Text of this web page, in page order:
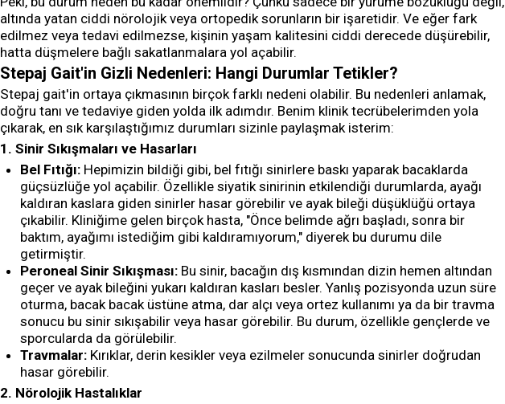
altında yatan ciddi nörolojik veya ortopedik sorunların bir işaretidir. Ve eğer fark
edilmez veya tedavi edilmezse, kişinin yaşam kalitesini ciddi derecede düşürebilir,
hatta düşmelere bağlı sakatlanmalara yol açabilir.
Stepaj Gait'in Gizli Nedenleri: Hangi Durumlar Tetikler?
Stepaj gait'in ortaya çıkmasının birçok farklı nedeni olabilir. Bu nedenleri anlamak,
doğru tanı ve tedaviye giden yolda ilk adımdır. Benim klinik tecrübelerimden yola
çıkarak, en sık karşılaştığımız durumları sizinle paylaşmak isterim:
1. Sinir Sıkışmaları ve Hasarları
Bel Fıtığı: Hepimizin bildiği gibi, bel fıtığı sinirlere baskı yaparak bacaklarda
güçsüzlüğe yol açabilir. Özellikle siyatik sinirinin etkilendiği durumlarda, ayağı
kaldıran kaslara giden sinirler hasar görebilir ve ayak bileği düşüklüğü ortaya
çıkabilir. Kliniğime gelen birçok hasta, "Önce belimde ağrı başladı, sonra bir
baktım, ayağımı istediğim gibi kaldıramıyorum," diyerek bu durumu dile
getirmiştir.
Peroneal Sinir Sıkışması: Bu sinir, bacağın dış kısmından dizin hemen altından
geçer ve ayak bileğini yukarı kaldıran kasları besler. Yanlış pozisyonda uzun süre
oturma, bacak bacak üstüne atma, dar alçı veya ortez kullanımı ya da bir travma
sonucu bu sinir sıkışabilir veya hasar görebilir. Bu durum, özellikle gençlerde ve
sporcularda da görülebilir.
Travmalar: Kırıklar, derin kesikler veya ezilmeler sonucunda sinirler doğrudan
hasar görebilir.
2. Nörolojik Hastalıklar